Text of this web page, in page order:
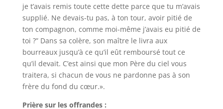
je t’avais remis toute cette dette parce que tu m’avais
supplié. Ne devais-tu pas, à ton tour, avoir pitié de
ton compagnon, comme moi-même j’avais eu pitié de
toi ?” Dans sa colère, son maître le livra aux
bourreaux jusqu’à ce qu’il eût remboursé tout ce
qu’il devait. C’est ainsi que mon Père du ciel vous
traitera, si chacun de vous ne pardonne pas à son
frère du fond du cœur.».
Prière sur les offrandes :